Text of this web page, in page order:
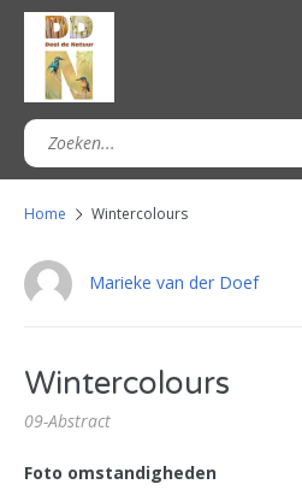
Home Wintercolours
Marieke van der Doef
Wintercolours
09-Abstract
Foto omstandigheden